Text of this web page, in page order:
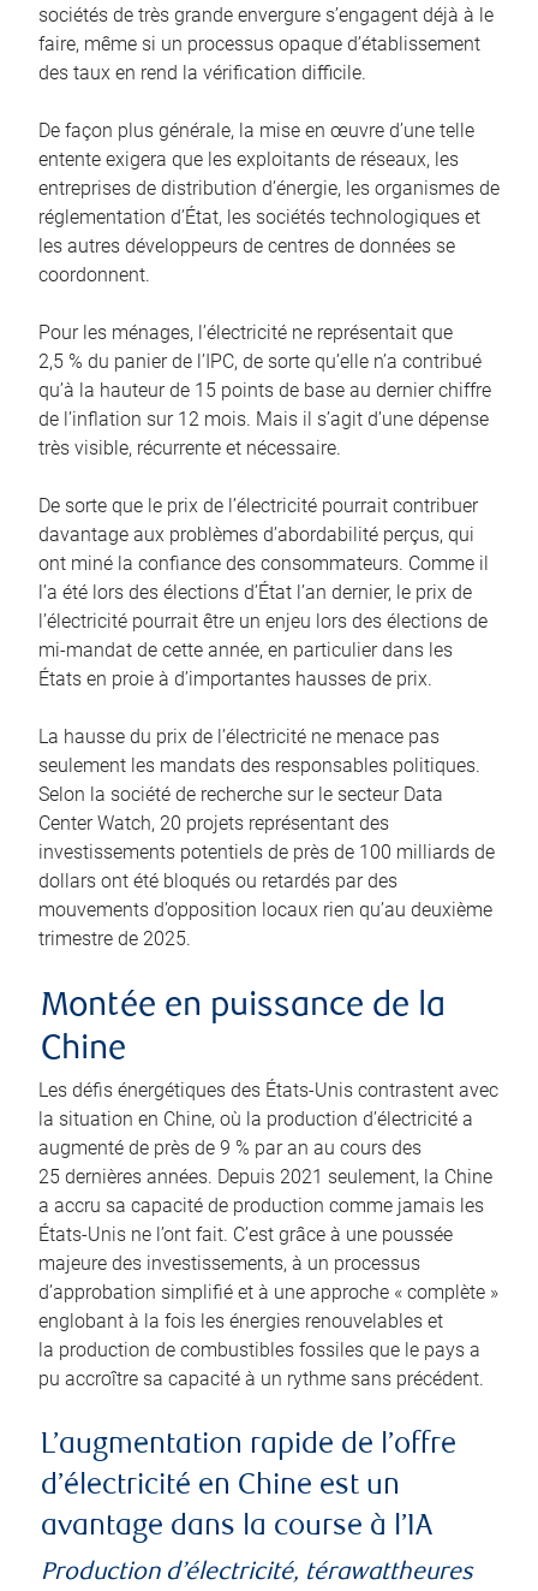
sociétés de très grande envergure s’engagent déjà à le
faire, même si un processus opaque d’établissement
des taux en rend la vérification difficile.
De façon plus générale, la mise en œuvre d’une telle
entente exigera que les exploitants de réseaux, les
entreprises de distribution d’énergie, les organismes de
réglementation d’État, les sociétés technologiques et
les autres développeurs de centres de données se
coordonnent.
Pour les ménages, l’électricité ne représentait que
2,5 % du panier de l’IPC, de sorte qu’elle n’a contribué
qu’à la hauteur de 15 points de base au dernier chiffre
de l’inflation sur 12 mois. Mais il s’agit d’une dépense
très visible, récurrente et nécessaire.
De sorte que le prix de l’électricité pourrait contribuer
davantage aux problèmes d’abordabilité perçus, qui
ont miné la confiance des consommateurs. Comme il
l’a été lors des élections d’État l’an dernier, le prix de
l’électricité pourrait être un enjeu lors des élections de
mi-mandat de cette année, en particulier dans les
États en proie à d’importantes hausses de prix.
La hausse du prix de l’électricité ne menace pas
seulement les mandats des responsables politiques.
Selon la société de recherche sur le secteur Data
Center Watch, 20 projets représentant des
investissements potentiels de près de 100 milliards de
dollars ont été bloqués ou retardés par des
mouvements d’opposition locaux rien qu’au deuxième
trimestre de 2025.
Montée en puissance de la
Chine
Les défis énergétiques des États-Unis contrastent avec
la situation en Chine, où la production d’électricité a
augmenté de près de 9 % par an au cours des
25 dernières années. Depuis 2021 seulement, la Chine
a accru sa capacité de production comme jamais les
États-Unis ne l’ont fait. C’est grâce à une poussée
majeure des investissements, à un processus
d’approbation simplifié et à une approche « complète »
englobant à la fois les énergies renouvelables et
la production de combustibles fossiles que le pays a
pu accroître sa capacité à un rythme sans précédent.
L’augmentation rapide de l’offre
d’électricité en Chine est un
avantage dans la course à l’IA
Production d’électricité, térawattheures